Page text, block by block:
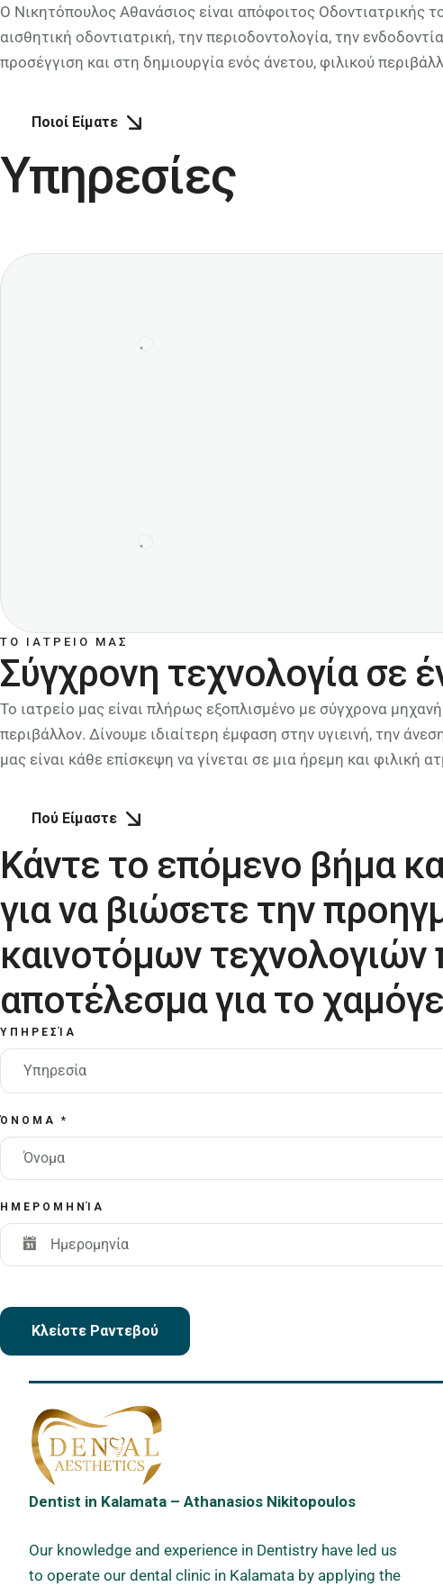
Ο Νικητόπουλος Αθανάσιος είναι απόφοιτος Οδοντιατρικής
αισθητική οδοντιατρική, την περιοδοντολογία, την
προσέγγιση και στη δημιουργία ενός άνετου, φιλικού
Ποιοί Είματε
Υπηρεσίες
ΤΟ ΙΑΤΡΕΙΟ ΜΑΣ
Σύγχρονη τεχνολογία σε
Το ιατρείο μας είναι πλήρως εξοπλισμένο με σύγχρονα
περιβάλλον. Δίνουμε ιδιαίτερη έμφαση στην υγιεινή, την
μας είναι κάθε επίσκεψη να γίνεται σε μια ήρεμη και
Πού Είμαστε
Κάντε το επόμενο βήμα
για να βιώσετε την
καινοτόμων
αποτέλεσμα για το
ΥΠΗΡΕΣΊΑ
Υπηρεσία
ΌΝΟΜΑ *
ΗΜΕΡΟΜΗΝΊΑ
Κλείστε Ραντεβού
Dentist in Kalamata – Athanasios Nikitopoulos
Our knowledge and experience in Dentistry have led us
to operate our dental clinic in Kalamata by applying the